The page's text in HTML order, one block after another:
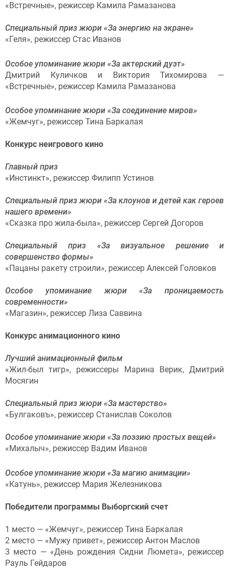
«Встречные», режиссер Камила Рамазанова
Специальный приз жюри «За энергию на экране»
«Геля», режиссер Стас Иванов
Особое упоминание жюри «За актерский дуэт»
Дмитрий Куличков и Виктория Тихомирова —
«Встречные», режиссер Камила Рамазанова
Особое упоминание жюри «За соединение миров»
«Жемчуг», режиссер Тина Баркалая
Конкурс неигрового кино
Главный приз
«Инстинкт», режиссер Филипп Устинов
Специальный приз жюри «За клоунов и детей как героев
нашего времени»
«Сказка про жила-была», режиссер Сергей Догоров
Специальный приз «За визуальное решение и
совершенство формы»
«Пацаны ракету строили», режиссер Алексей Головков
Особое упоминание жюри «За проницаемость
современности»
«Магазин», режиссер Лиза Саввина
Конкурс анимационного кино
Лучший анимационный фильм
«Жил-был тигр», режиссеры Марина Верик, Дмитрий
Мосягин
Специальный приз жюри «За мастерство»
«Булгаковъ», режиссер Станислав Соколов
Особое упоминание жюри «За поэзию простых вещей»
«Михалыч», режиссер Вадим Иванов
Особое упоминание жюри «За магию анимации»
«Катунь», режиссер Мария Железникова
Победители программы Выборгский счет
1 место — «Жемчуг», режиссер Тина Баркалая
2 место — «Мужу привет», режиссер Антон Маслов
3 место — «День рождения Сидни Люмета», режиссер
Рауль Гейдаров